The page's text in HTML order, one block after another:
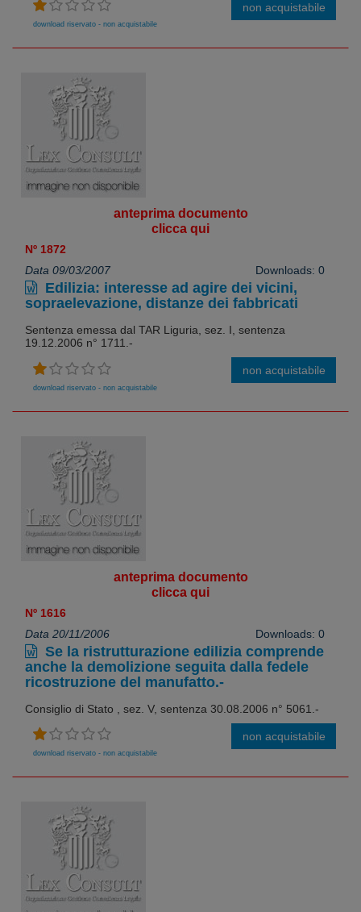
download riservato - non acquistabile
non acquistabile
anteprima documento
clicca qui
Nº 1872
Data 09/03/2007
Downloads: 0
Edilizia: interesse ad agire dei vicini,
sopraelevazione, distanze dei fabbricati
Sentenza emessa dal TAR Liguria, sez. I, sentenza
19.12.2006 n° 1711.-
download riservato - non acquistabile
non acquistabile
anteprima documento
clicca qui
Nº 1616
Data 20/11/2006
Downloads: 0
Se la ristrutturazione edilizia comprende
anche la demolizione seguita dalla fedele
ricostruzione del manufatto.-
Consiglio di Stato , sez. V, sentenza 30.08.2006 n° 5061.-
download riservato - non acquistabile
non acquistabile